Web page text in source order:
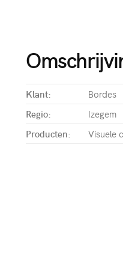
Klant:
Bordes
Regio:
Izegem
Producten:
Visuele